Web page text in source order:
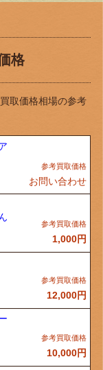
格
取価格相場の参考
お問い合わせ
1,000円
12,000円
10,000円